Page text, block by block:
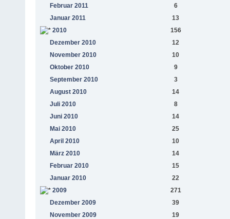
Februar 2011
6
Januar 2011
13
2010
156
Dezember 2010
12
November 2010
10
Oktober 2010
9
September 2010
3
August 2010
14
Juli 2010
8
Juni 2010
14
Mai 2010
25
April 2010
10
März 2010
14
Februar 2010
15
Januar 2010
22
2009
271
Dezember 2009
39
November 2009
19